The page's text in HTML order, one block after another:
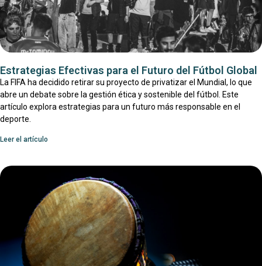
Estrategias Efectivas para el Futuro del Fútbol Global
La FIFA ha decidido retirar su proyecto de privatizar el Mundial, lo que
abre un debate sobre la gestión ética y sostenible del fútbol. Este
artículo explora estrategias para un futuro más responsable en el
deporte.
Leer el artículo